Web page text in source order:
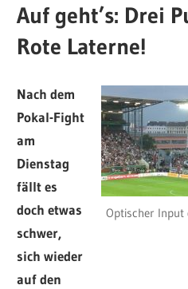
Auf geht’s: Drei
Rote Laterne!
Optischer Input
Nach dem
Pokal-Fight
am
Dienstag
fällt es
doch etwas
schwer,
sich wieder
auf den